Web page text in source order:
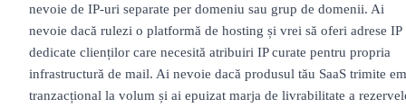
nevoie de IP-uri separate per domeniu sau grup de domenii. Ai
nevoie dacă rulezi o platformă de hosting și vrei să oferi adrese IP
dedicate clienților care necesită atribuiri IP curate pentru propria
infrastructură de mail. Ai nevoie dacă produsul tău SaaS trimite
tranzacțional la volum și ai epuizat marja de livrabilitate a